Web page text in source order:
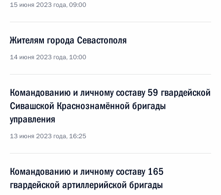
15 июня 2023 года, 09:00
Жителям города Севастополя
14 июня 2023 года, 10:00
Командованию и личному составу 59 гвардейской
Сивашской Краснознамённой бригады
управления
13 июня 2023 года, 16:25
Командованию и личному составу 165
гвардейской артиллерийской бригады